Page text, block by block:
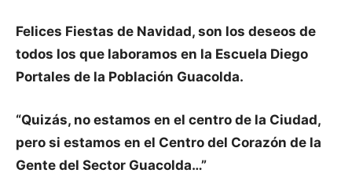
Felices Fiestas de Navidad, son los deseos de
todos los que laboramos en la Escuela Diego
Portales de la Población Guacolda.
“Quizás, no estamos en el centro de la Ciudad,
pero si estamos en el Centro del Corazón de la
Gente del Sector Guacolda…”